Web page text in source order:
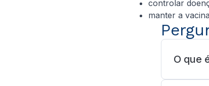
controlar
manter a
O que